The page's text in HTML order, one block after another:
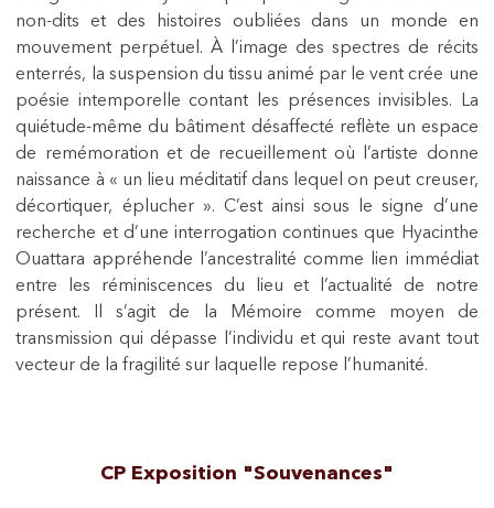
non-dits et des histoires oubliées dans un monde en
mouvement perpétuel. À l’image des spectres de récits
enterrés, la suspension du tissu animé par le vent crée une
poésie intemporelle contant les présences invisibles. La
quiétude-même du bâtiment désaffecté reflète un espace
de remémoration et de recueillement où l’artiste donne
naissance à « un lieu méditatif dans lequel on peut creuser,
décortiquer, éplucher ». C’est ainsi sous le signe d’une
recherche et d’une interrogation continues que Hyacinthe
Ouattara appréhende l’ancestralité comme lien immédiat
entre les réminiscences du lieu et l’actualité de notre
présent. Il s’agit de la Mémoire comme moyen de
transmission qui dépasse l’individu et qui reste avant tout
vecteur de la fragilité sur laquelle repose l’humanité.
CP Exposition "Souvenances"